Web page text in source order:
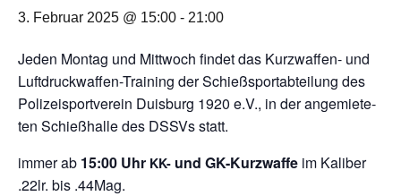
3. Februar 2025 @ 15:00 - 21:00
Jeden Mon­tag und Mitt­woch fin­det das Kurz­waf­fen- und
Luft­druck­waf­fen-Trai­ning der Schieß­sport­ab­tei­lung des
Poli­zei­sport­ver­ein Duis­burg 1920 e.V., in der ange­mie­te­
ten Schieß­halle des DSSVs statt.
immer ab 15:00 Uhr KK- und GK-Kurz­waffe im Kali­ber
.22lr. bis .44Mag.